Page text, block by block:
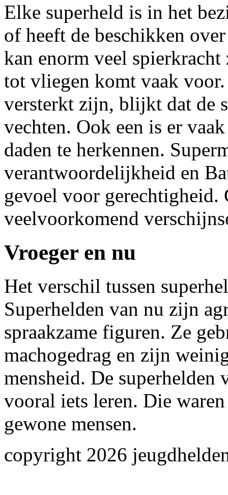
Elke superheld is in het
of heeft de beschikken
kan enorm veel
tot vliegen komt vaak
versterkt zijn, blijkt dat de
vechten. Ook een is er
daden te herkennen.
verantwoordelijkheid en
gevoel voor
veelvoorkomend
Vroeger en nu
Het verschil tussen
Superhelden van nu zijn
spraakzame figuren. Ze
machogedrag en zijn
mensheid. De
vooral iets leren. Die
gewone mensen.
copyright 2026